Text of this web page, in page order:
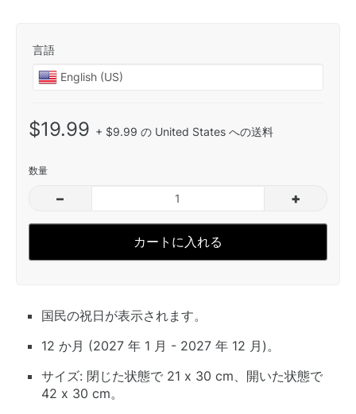
言語
$19.99 + $9.99 の United States への送料
数量
– +
カートに入れる
国民の祝日が表示されます。
12 か月 (2027 年 1 月 - 2027 年 12 月)。
サイズ: 閉じた状態で 21 x 30 cm、開いた状態で
42 x 30 cm。